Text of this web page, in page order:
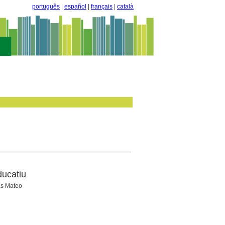
português español français català
Mateo